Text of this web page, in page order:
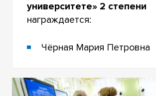
университете» 2 степени
награждается:
Чёрная Мария Петровна